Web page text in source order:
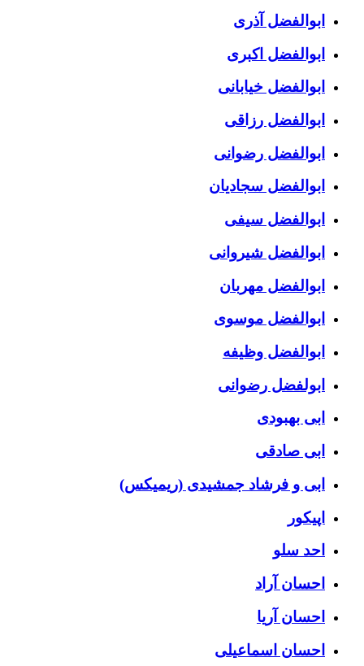
ابوالفضل آذری
ابوالفضل اکبری
ابوالفضل خیابانی
ابوالفضل رزاقی
ابوالفضل رضوانی
ابوالفضل سجادیان
ابوالفضل سیفی
ابوالفضل شیروانی
ابوالفضل مهربان
ابوالفضل موسوی
ابوالفضل وظیفه
ابولفضل رضوانی
ابی بهبودی
ابی صادقی
ابی و فرشاد جمشیدی (ریمیکس)
اپیکور
احد سلو
احسان آراد
احسان آریا
احسان اسماعیلی